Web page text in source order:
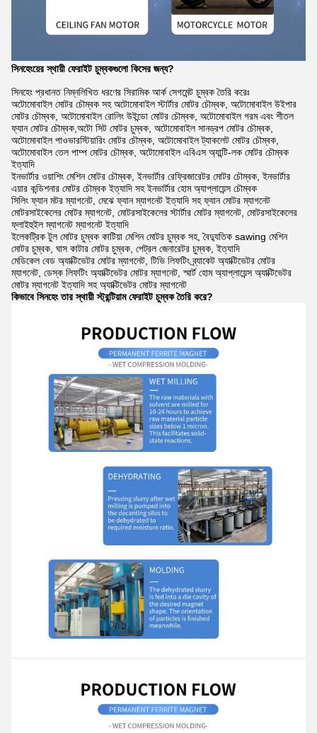
সিনহেংয়ের স্থায়ী ফেরাইট চুম্বকগুলো কিসের জন্য?
সিনহেং প্রধানত নিম্নলিখিত ধরণের সিরামিক আর্ক সেগমেন্ট চুম্বক তৈরি করেঃ
অটোমোবাইল মোটর চৌম্বক সহ অটোমোবাইল স্টার্টার মোটর চৌম্বক, অটোমোবাইল উইপার
মোটর চৌম্বক, অটোমোবাইল রোলিং উইন্ডো মোটর চৌম্বক, অটোমোবাইল গরম এবং শীতল
ফ্যান মোটর চৌম্বক,অটো সিট মোটর চুম্বক, অটোমোবাইল সানড্রপ মোটর চৌম্বক,
অটোমোবাইল পাওভারস্টিয়ারিং মোটর চৌম্বক, অটোমোবাইল ট্যাকলেট মোটর চৌম্বক,
অটোমোবাইল তেল পাম্প মোটর চৌম্বক, অটোমোবাইল এবিএস অ্যান্টি-লক মোটর চৌম্বক
ইত্যাদি
ইনভার্টার ওয়াশিং মেশিন মোটর চৌম্বক, ইনভার্টার রেফ্রিজারেটর মোটর চৌম্বক, ইনভার্টার
এয়ার কন্ডিশনার মোটর চৌম্বক ইত্যাদি সহ ইনভার্টার হোম অ্যাপ্লায়েন্স চৌম্বক
সিলিং ফ্যান মটর ম্যাগনেট, মেঝে ফ্যান ম্যাগনেট ইত্যাদি সহ ফ্যান মোটর ম্যাগনেট
মোটরসাইকেলের মোটর ম্যাগনেট, মোটরসাইকেলের স্টার্টার মোটর ম্যাগনেট, মোটরসাইকেলের
ফ্লাইহুইল ম্যাগনেট ম্যাগনেট ইত্যাদি
ইলেকট্রিক টুল মোটর চুম্বক কাটিয়া মেশিন মোটর চুম্বক সহ, বৈদ্যুতিক sawing মেশিন
মোটর চুম্বক, ঘাস কাটার মোটর চুম্বক, পেট্রল জেনারেটর চুম্বক, ইত্যাদি
মেডিকেল বেড অ্যাক্টিভেটর মোটর ম্যাগনেট, টিভি লিফটিং ব্র্যাকেট অ্যাক্টিভেটর মোটর
ম্যাগনেট, ডেস্ক লিফটিং অ্যাক্টিভেটর মোটর ম্যাগনেট, স্মার্ট হোম অ্যাপ্লায়েন্স অ্যাক্টিভেটর
মোটর ম্যাগনেট ইত্যাদি সহ অ্যাক্টিভেটর মোটর ম্যাগনেট
কিভাবে সিনহেং তার স্থায়ী স্ট্রন্টিয়াম ফেরাইট চুম্বক তৈরি করে?